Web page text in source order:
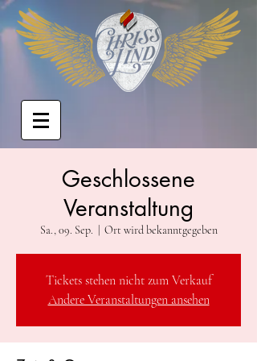
Geschlossene
Veranstaltung
Sa., 09. Sep. Ort wird bekanntgegeben
Tickets stehen nicht zum Verkauf
Andere Veranstaltungen ansehen